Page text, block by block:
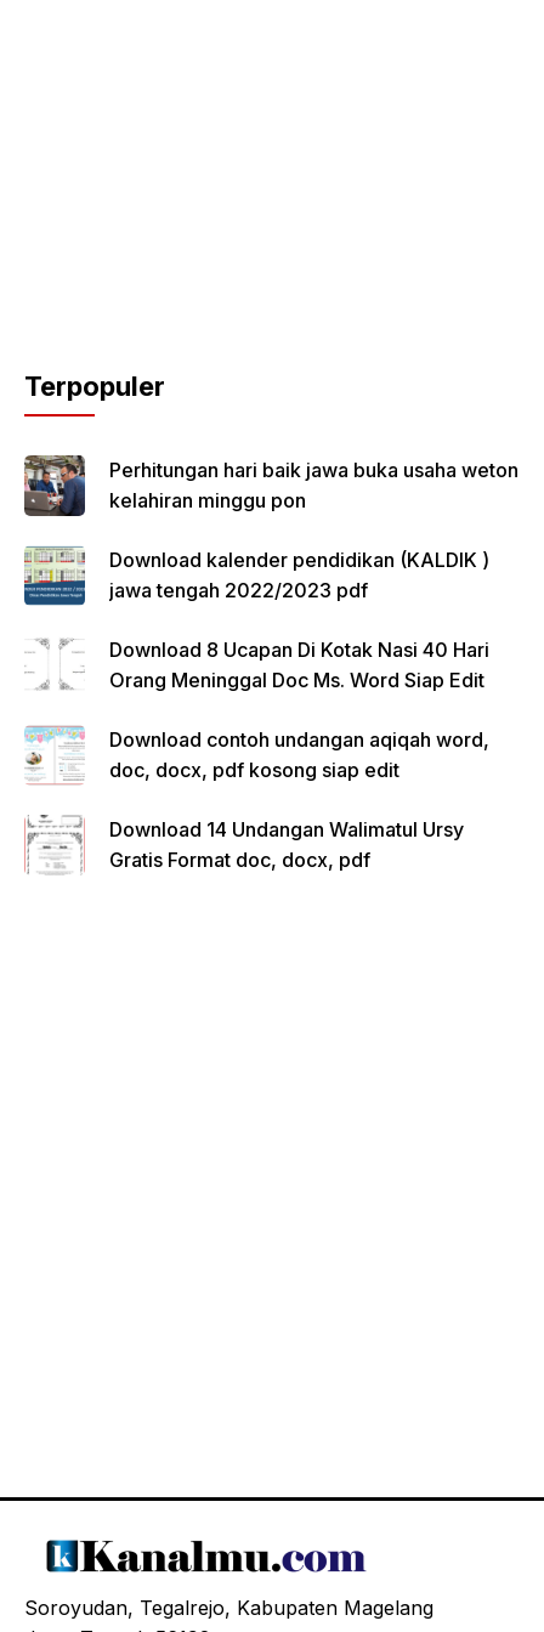
Terpopuler
Perhitungan hari baik jawa buka usaha weton
kelahiran minggu pon
Download kalender pendidikan (KALDIK )
jawa tengah 2022/2023 pdf
Download 8 Ucapan Di Kotak Nasi 40 Hari
Orang Meninggal Doc Ms. Word Siap Edit
Download contoh undangan aqiqah word,
doc, docx, pdf kosong siap edit
Download 14 Undangan Walimatul Ursy
Gratis Format doc, docx, pdf
Soroyudan, Tegalrejo, Kabupaten Magelang